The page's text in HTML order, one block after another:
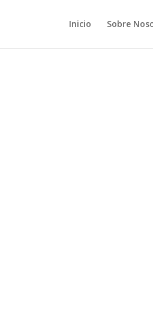
Inicio Sobre